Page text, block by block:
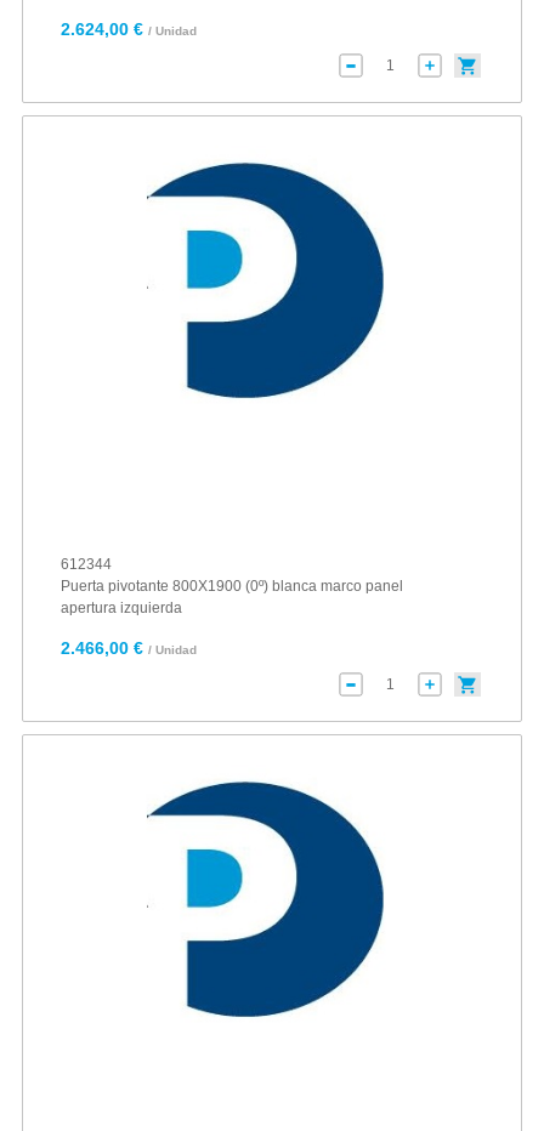
2.624,00 € / Unidad
612344
Puerta pivotante 800X1900 (0º) blanca marco panel
apertura izquierda
2.466,00 € / Unidad